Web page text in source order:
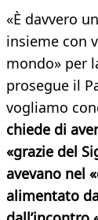
«È davvero
insieme con
mondo» per
prosegue il
vogliamo
chiede di
«grazie del
avevano nel
alimentato